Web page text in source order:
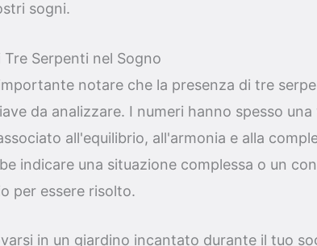
sogni.
Tre Serpenti nel Sogno
notare che la presenza di tre
da analizzare. I numeri hanno spesso
all'equilibrio, all'armonia e alla
indicare una situazione complessa o un
per essere risolto.
in un giardino incantato durante il tuo